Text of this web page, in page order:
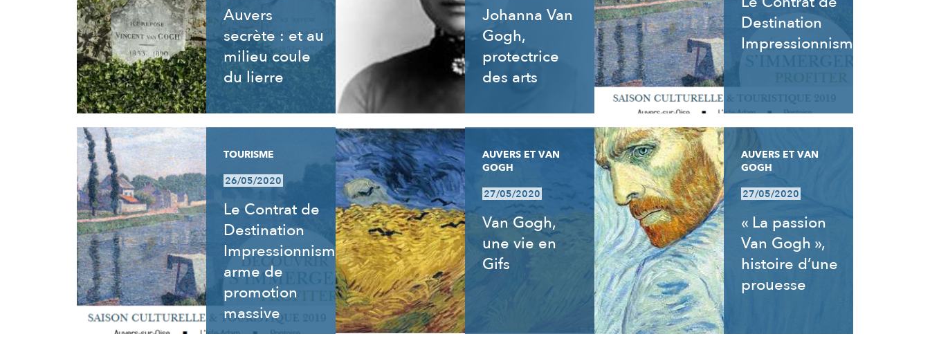
Auvers
secrète : et au
milieu coule
du lierre
Johanna Van
Gogh,
protectrice
des arts
Destination
Impressionnisme
TOURISME
26/05/2020
Le Contrat de
Destination
Impressionnisme,
arme de
promotion
massive
AUVERS ET VAN
GOGH
27/05/2020
Van Gogh,
une vie en
Gifs
AUVERS ET VAN
GOGH
27/05/2020
« La passion
Van Gogh »,
histoire d’une
prouesse